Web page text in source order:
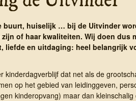
buurt, huiselijk … bij de Uitvinder
of haar kwaliteiten. Wij doen dus
liefde en uitdaging: heel belangrijk
kinder­dag­ver­blijf dat net als de
op het gebied van leidinggeven,
kinderopvang) maar dan kleinschalig